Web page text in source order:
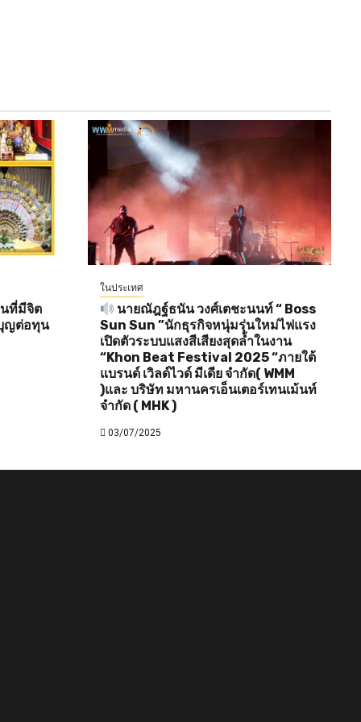
ที่มีจิต
ญต่อทุน
ในประเทศ
นายณัฎฐ์ธนัน วงศ์เตชะนนท์ “ Boss
Sun Sun ”นักธุรกิจหนุ่มรุ่นใหม่ไฟแรง
เปิดตัวระบบแสงสีเสียงสุดล้ำในงาน
“Khon Beat Festival 2025 “ภายใต้
แบรนด์ เวิลด์ไวด์ มีเดีย จำกัด( WMM
)และ บริษัท มหานครเอ็นเตอร์เทนเม้นท์
จำกัด ( MHK )
03/07/2025